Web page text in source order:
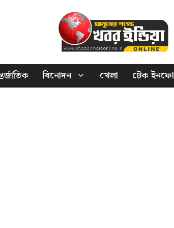
বিনোদন খেলা টেক ইনফো